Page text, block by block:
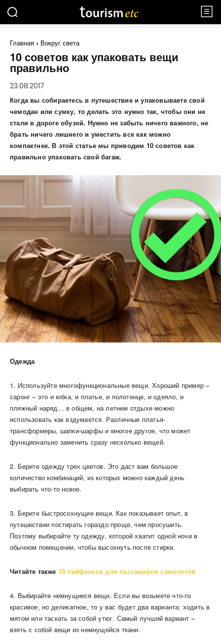
Главная Вокруг света
10 советов как упаковать вещи
правильно
23.08.2017
Когда вы собираетесь в путешествие и упаковываете свой
чемодан или сумку, то делать это нужно так, чтобы они не
стали в дороге обузой. Нужно не забыть ничего важного, не
брать ничего лишнего и уместить все как можно
компактнее. В этой статье мы приводим 10 советов как
правильно упаковать свой багаж.
Одежда
1. Используйте многофункциональные вещи. Хороший пример –
саронг – это и юбка, и платье, и полотенце, и одеяло, и
пляжный наряд… в общем, на летнем отдыхе можно
использовать как вздумается. Различные платья-
трансформеры, шапки-шарфы и многое другое, что может
функционально заменить сразу несколько вещей.
2. Берите одежду трех цветов. Это даст вам большое
количество комбинаций, из которых можно каждый день
выбирать что-то новое.
3. Берите быстросохнущие вещи. Как показывает опыт, в
путешествии постирать гораздо проще, чем просушить.
Поэтому выбирайте ту одежду, которой хватит одной ночи в
обычном помещении, чтобы высохнуть после стирки.
Читайте также 10 лайфхаков для пассажиров самолетов
4. Выбирайте немнущиеся вещи. Если вы возьмете что-то
красивое, но деликатное, то у вас будет два варианта: ходить в
мятом или таскать за собой утюг. Самый лучший вариант –
взять с собой вещи из немнущейся ткани.